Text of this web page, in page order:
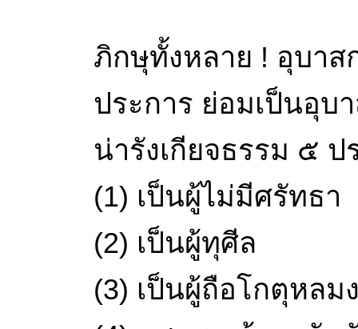
ภิกษุทั้งหลาย ! อุบา
ประการ ย่อมเป็นอุบ
น่ารังเกียจธรรม ๕ ป
(1) เป็นผู้ไม่มีศรัทธา
(2) เป็นผู้ทุศีล
(3) เป็นผู้ถือโกตุหลม